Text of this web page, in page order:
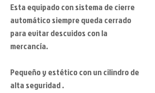
Esta equipado con sistema de cierre
automático siempre queda cerrado
para evitar descuidos con la
mercancía.
Pequeño y estético con un cilindro de
alta seguridad .